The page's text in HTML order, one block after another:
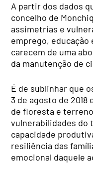
A partir dos dados
concelho de
assimetrias e
emprego,
carecem de uma
da manutenção de
É de sublinhar que
3 de agosto de
de floresta e
vulnerabilidades do
capacidade
resiliência das
emocional daquele